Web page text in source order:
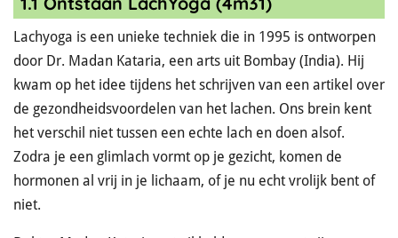
Lachyoga is een unieke techniek die in 1995 is ontworpen
door Dr. Madan Kataria, een arts uit Bombay (India). Hij
kwam op het idee tijdens het schrijven van een artikel over
de gezondheidsvoordelen van het lachen. Ons brein kent
het verschil niet tussen een echte lach en doen alsof.
Zodra je een glimlach vormt op je gezicht, komen de
hormonen al vrij in je lichaam, of je nu echt vrolijk bent of
niet.